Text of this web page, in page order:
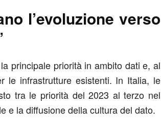
l’evoluzione verso
principale priorità in ambito dati e, al
le infrastrutture esistenti. In Italia, le
tra le priorità del 2023 al terzo nel
e la diffusione della cultura del dato.